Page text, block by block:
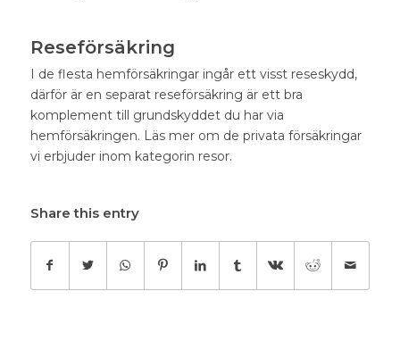
Reseförsäkring
I de flesta hemförsäkringar ingår ett visst reseskydd,
därför är en separat reseförsäkring är ett bra
komplement till grundskyddet du har via
hemförsäkringen. Läs mer om de privata försäkringar
vi erbjuder inom kategorin resor.
Share this entry